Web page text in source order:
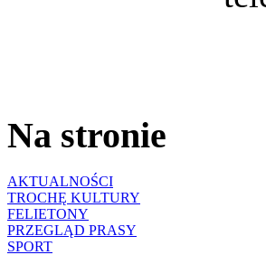
Na stronie
AKTUALNOŚCI
TROCHĘ KULTURY
FELIETONY
PRZEGLĄD PRASY
SPORT